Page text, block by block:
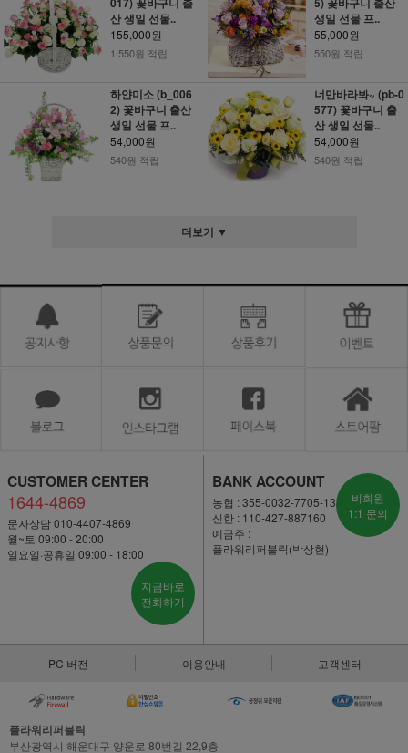
산 생일 선물..
155,000원
1,550원 적립
생일 선물 프..
55,000원
550원 적립
하얀미소 (b_006
2) 꽃바구니 출산
생일 선물 프..
54,000원
540원 적립
너만바라봐~ (pb-0
577) 꽃바구니 출
산 생일 선물..
54,000원
540원 적립
더보기 ▼
CUSTOMER CENTER
1644-4869
문자상담 010-4407-4869
월~토 09:00 - 20:00
일요일·공휴일 09:00 - 18:00
지금바로
전화하기
BANK ACCOUNT
농협 : 355-0032-7705-13
신한 : 110-427-887160
예금주 :
플라워리퍼블릭(박상현)
비회원
1:1 문의
PC 버전 이용안내 고객센터
플라워리퍼블릭
부산광역시 해운대구 양운로 80번길 22,9층